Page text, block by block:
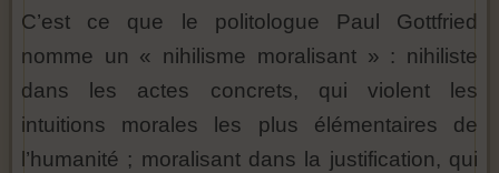
C’est ce que le politologue Paul Gottfried
nomme un « nihilisme moralisant » : nihiliste
dans les actes concrets, qui violent les
intuitions morales les plus élémentaires de
l’humanité ; moralisant dans la justification, qui